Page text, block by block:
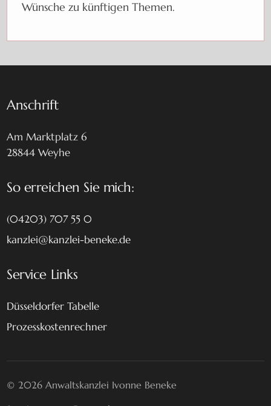
Wünsche zu künftigen Themen.
Anschrift
Am Marktplatz 6
28844 Weyhe
So erreichen Sie mich:
(04203) 707 55 0
kanzlei@kanzlei-beneke.de
Service Links
Düsseldorfer Tabelle
Prozesskostenrechner
© 2026 Anwaltskanzlei Ivonne Beneke